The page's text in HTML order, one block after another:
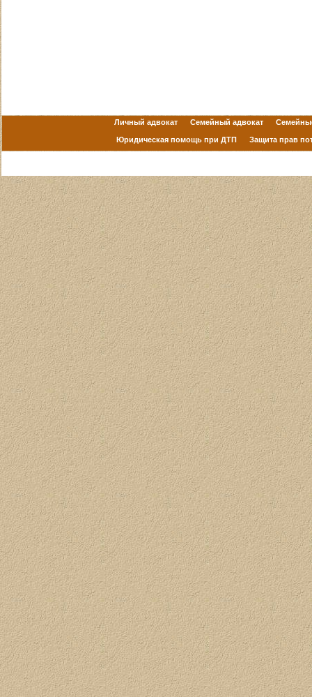
Личный адвокат Семейный адвокат
Юридическая помощь при ДТП Защита прав